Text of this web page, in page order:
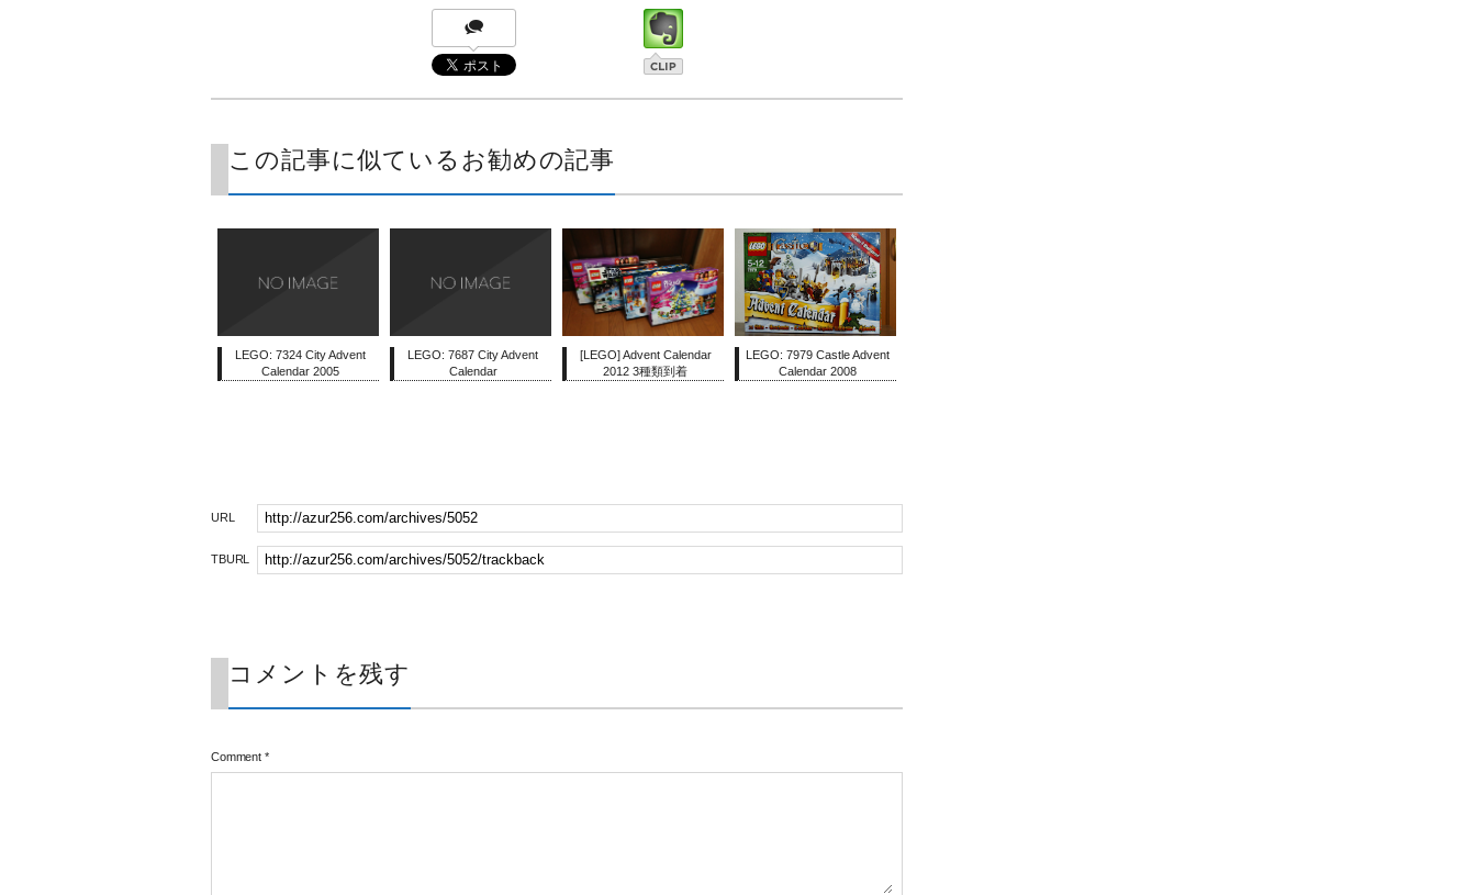
この記事に似ているお勧めの記事
LEGO: 7324 City Advent
Calendar 2005
LEGO: 7687 City Advent
Calendar
[LEGO] Advent Calendar
2012 3種類到着
LEGO: 7979 Castle Advent
Calendar 2008
URL
TBURL
コメントを残す
Comment *